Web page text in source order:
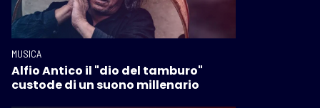
MUSICA
Alfio Antico il "dio del tamburo"
custode di un suono millenario